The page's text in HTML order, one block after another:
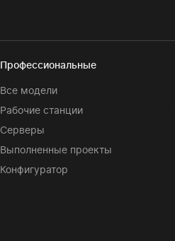
Профессиональные
Все модели
Рабочие станции
Серверы
Выполненные проекты
Конфигуратор